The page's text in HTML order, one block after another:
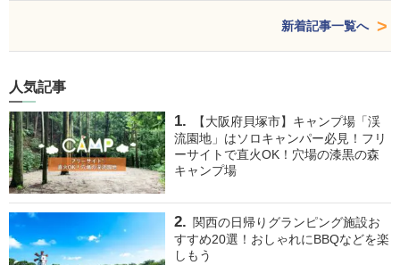
新着記事一覧へ
人気記事
【大阪府貝塚市】キャンプ場「渓
流園地」はソロキャンパー必見！フリ
ーサイトで直火OK！穴場の漆黒の森
キャンプ場
関西の日帰りグランピング施設お
すすめ20選！おしゃれにBBQなどを楽
しもう